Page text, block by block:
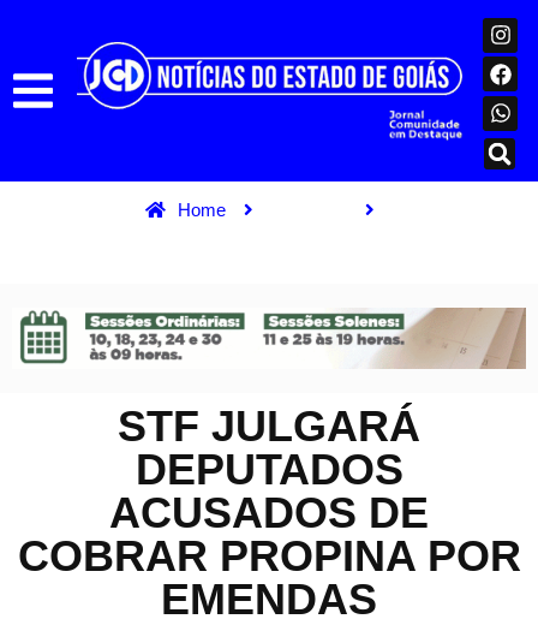
Home
STF JULGARÁ
DEPUTADOS
ACUSADOS DE
COBRAR PROPINA POR
EMENDAS